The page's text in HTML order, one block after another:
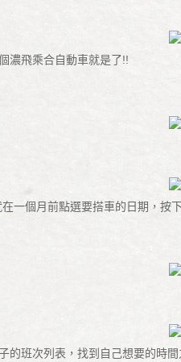
濃飛乘合自動車就是了!!
一個月前點選要搭車的日期，按
的班次列表，找到自己想要的時